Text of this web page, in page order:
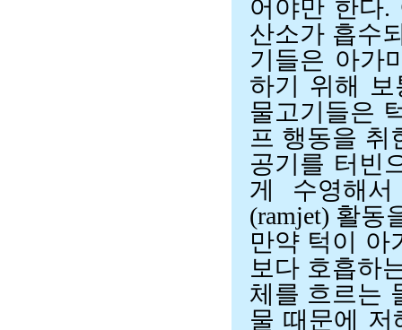
어야만 한다.
산소가 흡수
기들은 아가
하기 위해
물고기들은
프 행동을 취
공기를 터빈
게 수영해
(ramjet) 활동
만약 턱이 아
보다 호흡하
체를 흐르는
물 때문에 저